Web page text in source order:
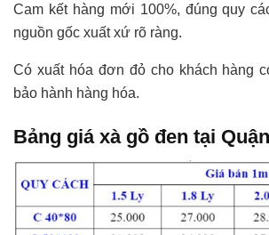
Cam kết hàng mới 100%, đúng quy
nguồn gốc xuất xứ rõ ràng.
Có xuất hóa đơn đỏ cho khách hàng
bảo hành hàng hóa.
Bảng giá xà gồ đen tại